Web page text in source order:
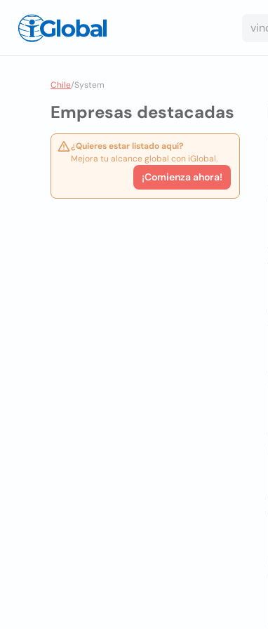
Chile/System
Empresas destacadas
¿Quieres estar listado aquí?
Mejora tu alcance global con iGlobal.
¡Comienza ahora!